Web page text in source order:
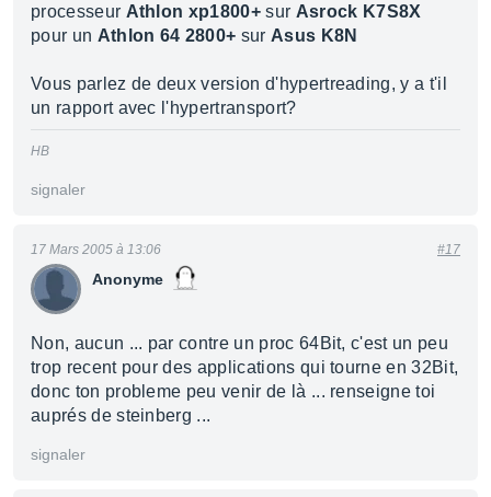
processeur Athlon xp1800+ sur Asrock K7S8X
pour un Athlon 64 2800+ sur Asus K8N
Vous parlez de deux version d'hypertreading, y a t'il
un rapport avec l'hypertransport?
HB
signaler
Anonyme
17 Mars 2005 à 13:06 #17
Non, aucun ... par contre un proc 64Bit, c'est un peu
trop recent pour des applications qui tourne en 32Bit,
donc ton probleme peu venir de là ... renseigne toi
auprés de steinberg ...
signaler